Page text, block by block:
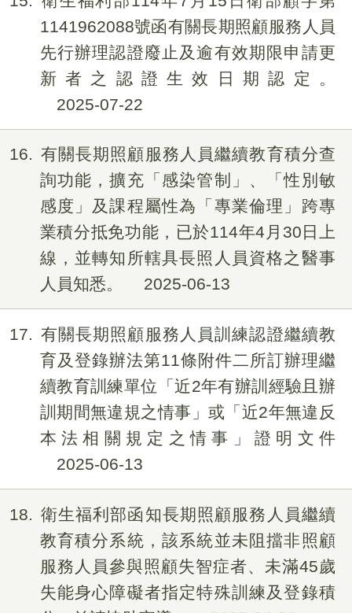
1141962088號函有關長期照顧服務人員
先行辦理認證廢止及逾有效期限申請更
新者之認證生效日期認定。
2025-07-22
16
有關長期照顧服務人員繼續教育積分查
詢功能，擴充「感染管制」、「性別敏
感度」及課程屬性為「專業倫理」跨專
業積分抵免功能，已於114年4月30日上
線，並轉知所轄具長照人員資格之醫事
人員知悉。
2025-06-13
17
有關長期照顧服務人員訓練認證繼續教
育及登錄辦法第11條附件二所訂辦理繼
續教育訓練單位「近2年有辦訓經驗且辦
訓期間無違規之情事」或「近2年無違反
本法相關規定之情事」證明文件
2025-06-13
18
衛生福利部函知長期照顧服務人員繼續
教育積分系統，該系統並未阻擋非照顧
服務人員參與照顧失智症者、未滿45歲
失能身心障礙者指定特殊訓練及登錄積